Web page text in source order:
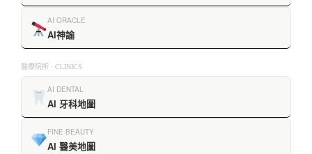
AI ORACLE
AI神諭
醫療院所 · CLINICS
AI DENTAL
AI 牙科地圖
FINE BEAUTY
AI 醫美地圖